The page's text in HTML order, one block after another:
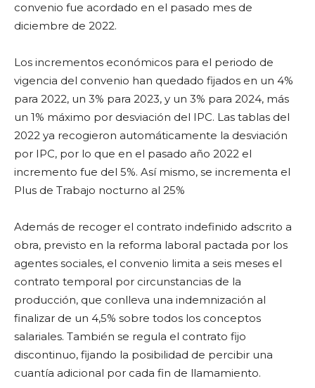
convenio fue acordado en el pasado mes de
diciembre de 2022.
Los incrementos económicos para el periodo de
vigencia del convenio han quedado fijados en un 4%
para 2022, un 3% para 2023, y un 3% para 2024, más
un 1% máximo por desviación del IPC. Las tablas del
2022 ya recogieron automáticamente la desviación
por IPC, por lo que en el pasado año 2022 el
incremento fue del 5%. Así mismo, se incrementa el
Plus de Trabajo nocturno al 25%
Además de recoger el contrato indefinido adscrito a
obra, previsto en la reforma laboral pactada por los
agentes sociales, el convenio limita a seis meses el
contrato temporal por circunstancias de la
producción, que conlleva una indemnización al
finalizar de un 4,5% sobre todos los conceptos
salariales. También se regula el contrato fijo
discontinuo, fijando la posibilidad de percibir una
cuantía adicional por cada fin de llamamiento.